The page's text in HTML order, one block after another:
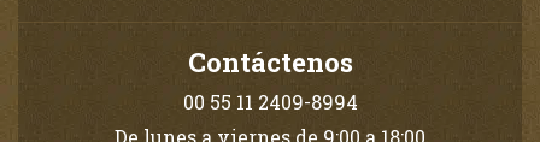
Contáctenos
00 55 11 2409-8994
De lunes a viernes de 9:00 a 18:00